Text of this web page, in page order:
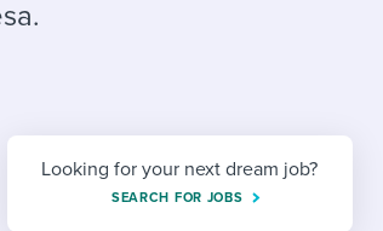
customer stories
customer stories
Looking for your next dream job?
SEARCH FOR JOBS